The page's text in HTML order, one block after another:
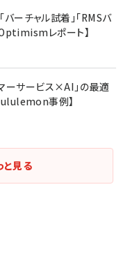
バーチャル試着」「RMSバ
レポート】
ーサービス×AI」の最適
事例】
と見る